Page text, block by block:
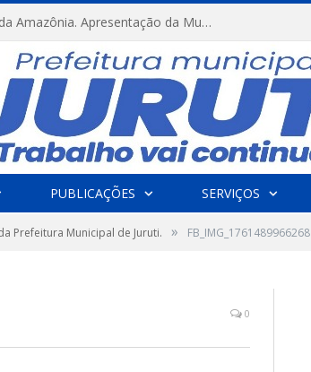
FESTRIBAL 2026 – No Coração da Amazônia. Apresentação da Munduruku.
PUBLICAÇÕES SERVIÇOS
Prefeitura Municipal de Juruti. » FB_IMG_1761489966268
0